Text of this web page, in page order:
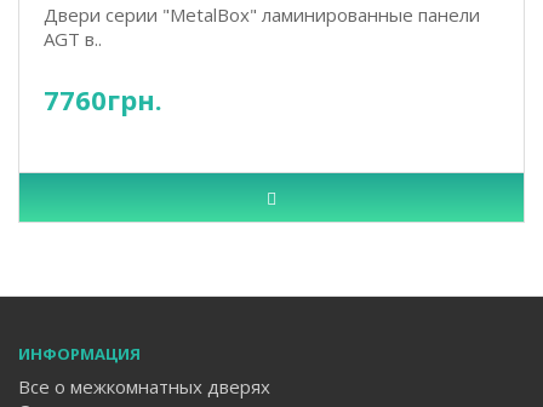
Двери серии "MetalBox" ламинированные панели
AGT в..
7760грн.
ИНФОРМАЦИЯ
Все о межкомнатных дверях